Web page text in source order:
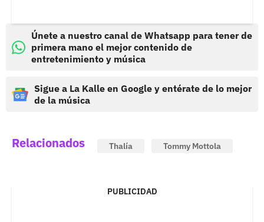
Únete a nuestro canal de Whatsapp para tener de
primera mano el mejor contenido de
entretenimiento y música
Sigue a La Kalle en Google y entérate de lo mejor
de la música
Relacionados Thalía Tommy Mottola
PUBLICIDAD